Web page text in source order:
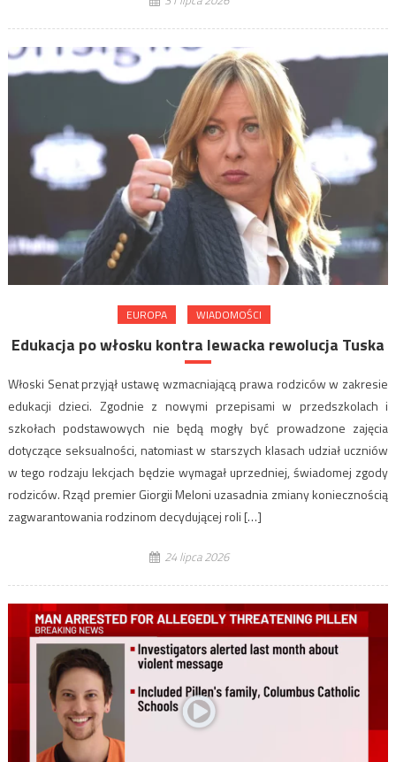
EUROPA WIADOMOŚCI
Edukacja po włosku kontra lewacka rewolucja Tuska
Włoski Senat przyjął ustawę wzmacniającą prawa rodziców w zakresie
edukacji dzieci. Zgodnie z nowymi przepisami w przedszkolach i
szkołach podstawowych nie będą mogły być prowadzone zajęcia
dotyczące seksualności, natomiast w starszych klasach udział uczniów
w tego rodzaju lekcjach będzie wymagał uprzedniej, świadomej zgody
rodziców. Rząd premier Giorgii Meloni uzasadnia zmiany koniecznością
zagwarantowania rodzinom decydującej roli […]
24 lipca 2026